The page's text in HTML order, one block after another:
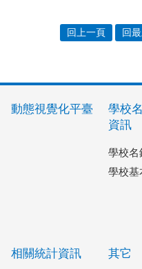
回上一頁 回
動態視覺化平臺
學校
資訊
學校名
學校基
相關統計資訊 其它